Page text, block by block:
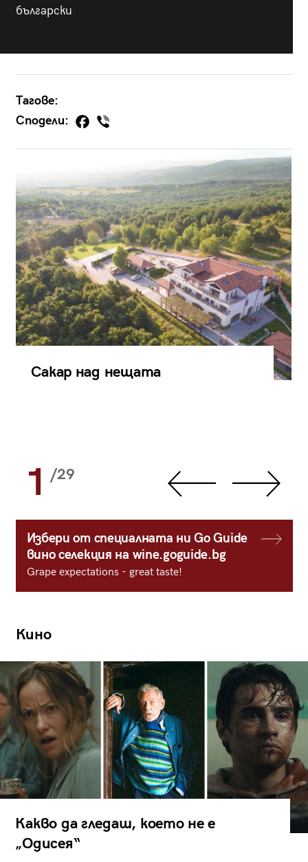
български
Тагове:
Сподели:
Сакар над нещата
1 /29
Избери от специалната ни Go Guide
вино селекция на wine.goguide.bg
Grape expectations - great taste!
Кино
Какво да гледаш, което не е
„Одисея“